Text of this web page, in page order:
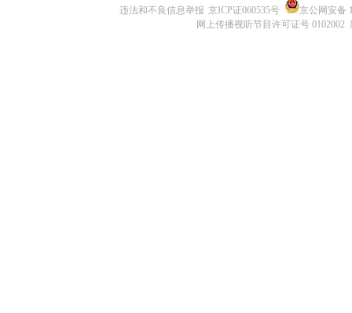
违法和不良信息举报 京ICP证060535号
京公网安备
网上传播视听节目许可证号 0102002